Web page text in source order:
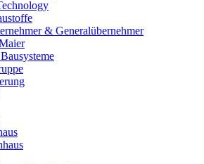
& Generalübernehmer